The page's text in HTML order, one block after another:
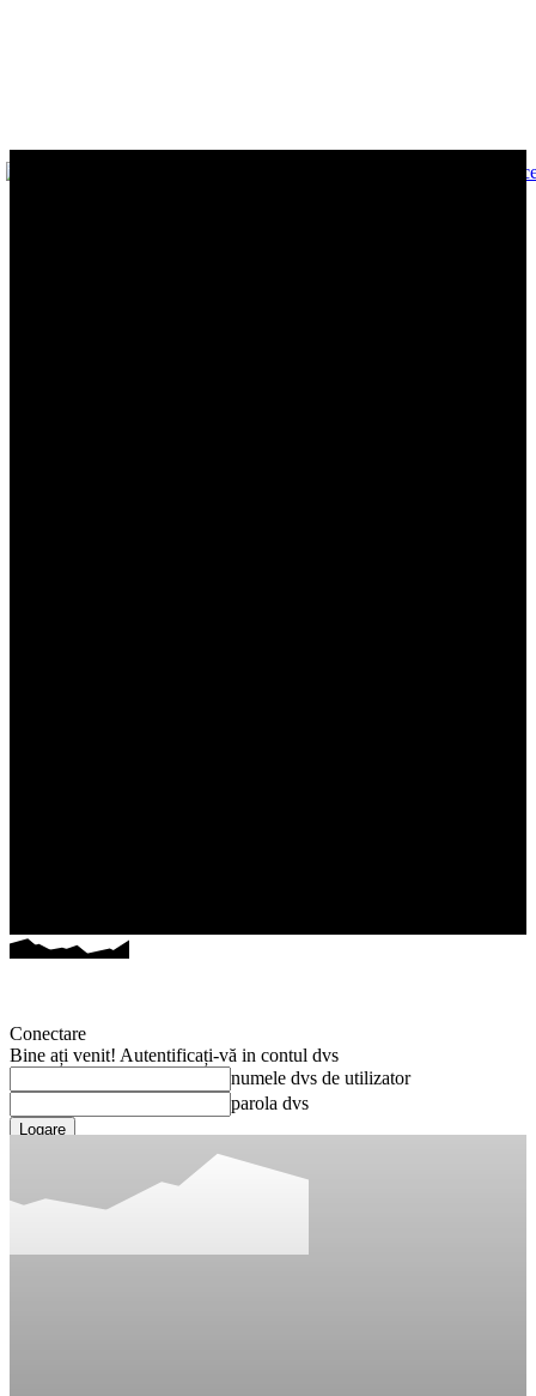
Conectare
Bine ați venit! Autentificați-vă in contul dvs
numele dvs de utilizator
parola dvs
Ați uitat parola? obține ajutor
Recuperați-vă parola